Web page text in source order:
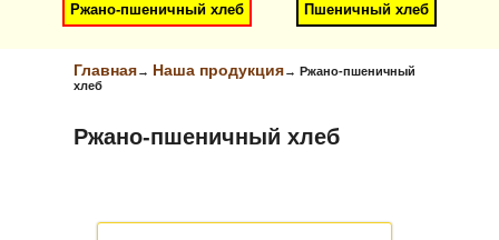
Ржано-пшеничный хлеб Пшеничный хлеб
Главная→ Наша продукция→ Ржано-пшеничный
хлеб
Ржано-пшеничный хлеб